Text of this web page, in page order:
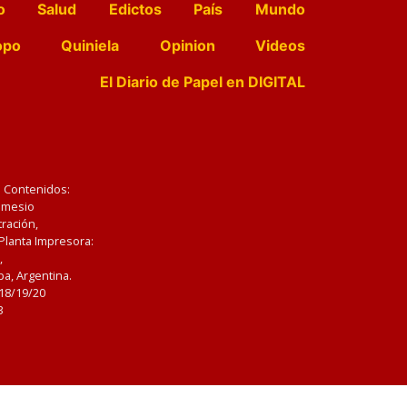
Salud Edictos País
Mundo
Quiniela Opinion
Videos
El Diario de Papel en DIGITAL
Impresora:
Argentina.
19/20